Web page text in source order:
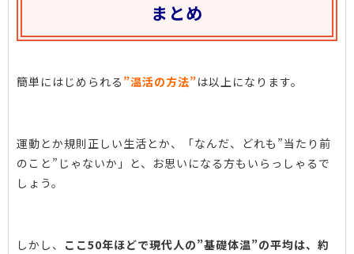
まとめ
簡単にはじめられる ”温活の方法”は以上になります。
運動とか規則正しい生活とか、「なんだ、どれも”当たり前
のこと”じゃないか」と、お思いになる方もいらっしゃるで
しょう。
しかし、 ここ50年ほどで現代人の”基礎体温”の平均は、約